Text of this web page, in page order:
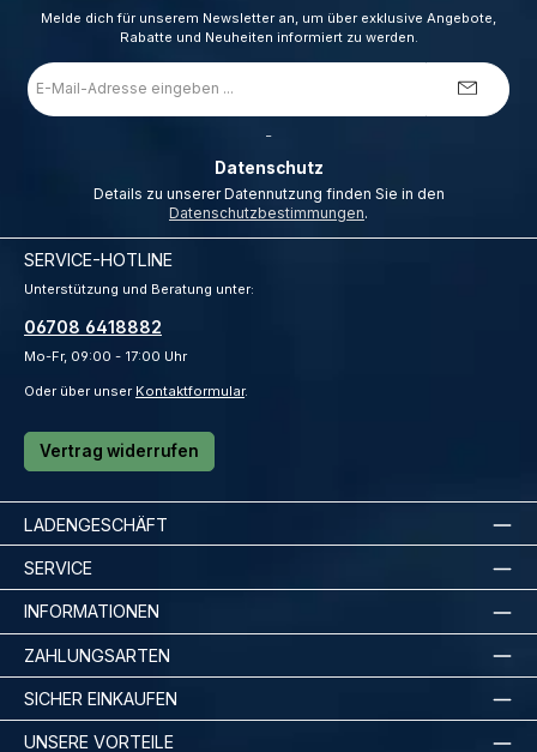
Melde dich für unserem Newsletter an, um über exklusive Angebote,
Rabatte und Neuheiten informiert zu werden.
E-
Mail-
Adresse
Datenschutz
Datenschutzbestimmungen.
SERVICE-HOTLINE
Unterstützung und Beratung unter:
06708 6418882
Mo-Fr, 09:00 - 17:00 Uhr
Oder über unser Kontaktformular.
Vertrag widerrufen
LADENGESCHÄFT
SERVICE
INFORMATIONEN
ZAHLUNGSARTEN
SICHER EINKAUFEN
UNSERE VORTEILE